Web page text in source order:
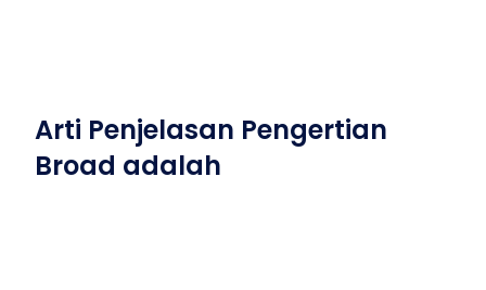
Arti Penjelasan Pengertian
Broad adalah